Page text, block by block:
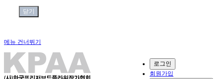
닫기
메뉴 건너뛰기
로그인
회원가입